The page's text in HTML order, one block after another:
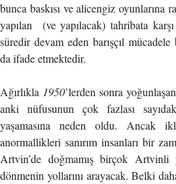
bunca baskısı ve alicengiz oyunlarına
yapılan (ve yapılacak) tahribata
süredir devam eden barışçıl
da ifade etmektedir.
Ağırlıkla 1950’lerden sonra
anki nüfusunun çok fazlası
yaşamasına neden oldu. Ancak
anormallikleri sanırım insanları bir
Artvin’de doğmamış birçok Artvinli
dönmenin yollarını arayacak. Belki